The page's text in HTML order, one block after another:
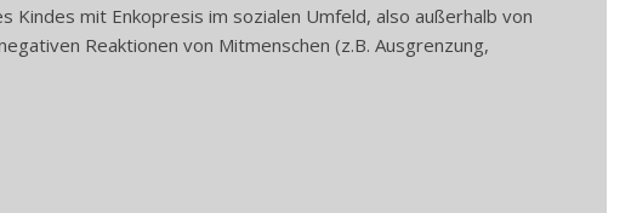
Kindes mit Enkopresis im sozialen Umfeld, also außerhalb von
Reaktionen von Mitmenschen (z.B. Ausgrenzung,